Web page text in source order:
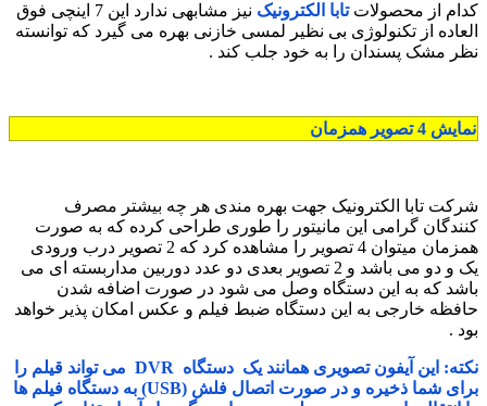
کدام از محصولاتتابا الکترونیک
نیز مشابهی ندارد این 7 اینچی فوق
العاده از تکنولوژی بی نظیر لمسی خازنی بهره می گیرد که توانسته
نظر مشک پسندان را به خود جلب کند .
نمایش 4 تصویر همزمان
شرکت تابا الکترونیک جهت بهره مندی هر چه بیشتر مصرف
کنندگان گرامی این مانیتور را طوری طراحی کرده که به صورت
همزمان میتوان 4 تصویر را مشاهده کرد که 2 تصویر درب ورودی
یک و دو می باشد و 2 تصویر بعدی دو عدد دوربین مداربسته ای می
باشد که به این دستگاه وصل می شود در صورت اضافه شدن
حافظه خارجی به این دستگاه ضبط فیلم و عکس امکان پذیر خواهد
بود .
نکته: این آیفون تصویری همانند یک دستگاه DVR می تواند قیلم را
برای شما ذخیره و در صورت اتصال فلش (USB) به دستگاه فیلم ها